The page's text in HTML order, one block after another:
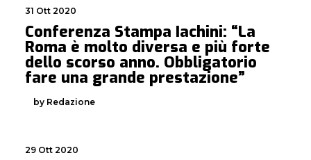
31 Ott 2020
Conferenza Stampa Iachini: “La
Roma è molto diversa e più forte
dello scorso anno. Obbligatorio
fare una grande prestazione”
by Redazione
29 Ott 2020